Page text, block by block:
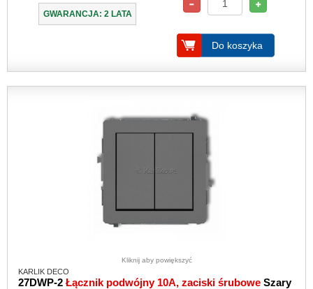
GWARANCJA: 2 LATA
Do koszyka
Kliknij aby powiększyć
KARLIK DECO
27DWP-2 Łącznik podwójny 10A, zaciski śrubowe Szary